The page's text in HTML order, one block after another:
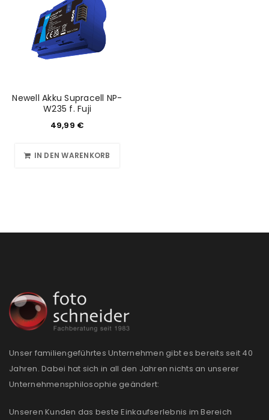
Newell Akku Supracell NP-
W235 f. Fuji
49,99 €
IN DEN WARENKORB
Unser familiengeführtes Unternehmen gibt es bereits seit 40
Jahren. Dabei hat sich in all den Jahren nichts an unserer
Unternehmensphilosophie geändert:
Unseren Kunden das beste Einkaufserlebnis im Bereich